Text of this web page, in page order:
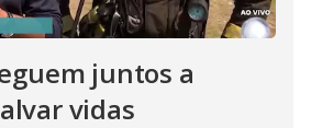
juntos a
vidas